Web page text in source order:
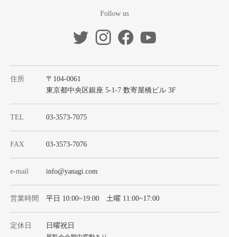
Follow us
住所
〒104-0061
東京都中央区銀座 5-1-7 数寄屋橋ビル 3F
TEL 03-3573-7075
FAX 03-3573-7076
e-mail info@yanagi.com
営業時間 平日 10:00~19:00 土曜 11:00~17:00
定休日 日曜祝日